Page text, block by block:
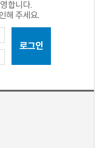
합니다.
해 주세요.